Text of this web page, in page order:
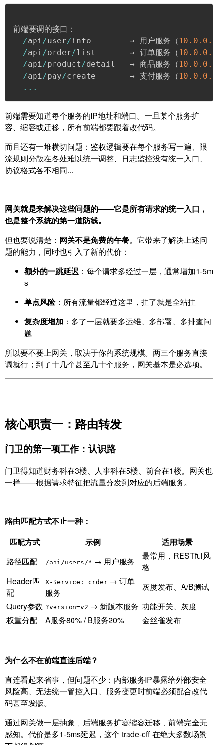
前端要调的接口：
/api/user/info        → 用户服务（ 10.0 .0 .1
/api/order/list       → 订单服务（ 10.0 .0 .2
/api/product/detail   → 商品服务（ 10.0 .0 .3
/api/pay/create       → 支付服务（ 10.0 .0 .4
...
前端需要知道每个服务的IP地址和端口。一旦某个服务扩
容、缩容或迁移，所有前端都要跟着改代码。
而且还有一堆横切问题：鉴权逻辑要在每个服务写一遍、限
流规则分散在各处难以统一调整、日志监控没有统一入口、
协议格式各不相同...
网关就是来解决这些问题的——它是所有请求的统一入口，
也是整个系统的第一道防线。
但也要说清楚： 网关不是免费的午餐。它带来了解决上述问
题的能力，同时也引入了新的代价：
额外的一跳延迟 ：每个请求多经过一层，通常增加1-5m
s
单点风险：所有流量都经过这里，挂了就是全站挂
复杂度增加 ：多了一层就要多运维、多部署、多排查问
题
所以要不要上网关，取决于你的系统规模。两三个服务直接
调就行；到了十几个甚至几十个服务，网关基本是必选项。
核心职责一：路由转发
门卫的第一项工作：认识路
门卫得知道财务科在3楼、人事科在5楼、前台在1楼。网关也
一样——根据请求特征把流量分发到对应的后端服务。
路由匹配方式不止一种：
匹配方式
示例
适用场景
路径匹配
/api/users/* → 用户服务
最常用，RESTful风
格
Header匹
配
X-Service: order → 订单
服务
灰度发布、A/B测试
Query参数 ?version=v2 → 新版本服务 功能开关、灰度
权重分配
A服务80% / B服务20% 金丝雀发布
为什么不在前端直连后端？
直连看起来省事，但问题不少：内部服务IP暴露给外部安全
风险高、无法统一管控入口、服务变更时前端必须配合改代
码甚至发版。
通过网关做一层抽象，后端服务扩容缩容迁移，前端完全无
感知。代价是多1-5ms延迟，这个 trade-off 在绝大多数场景